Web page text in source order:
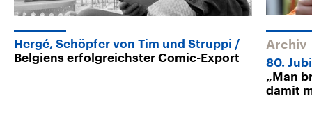
Hergé, Schöpfer von Tim und Struppi
Belgiens erfolgreichster Comic-Export
Archiv
80.
„Man
damit